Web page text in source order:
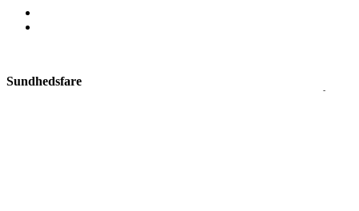
Sundhedsfare
Produkter med dette mærke kan give slem irritation i øjne og på hud,